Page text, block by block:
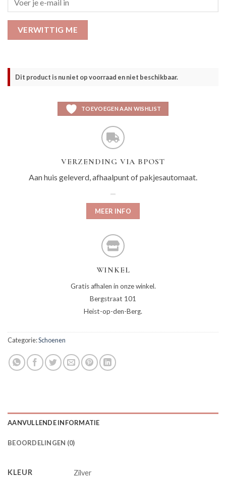
VERWITTIG ME
Dit product is nu niet op voorraad en niet beschikbaar.
TOEVOEGEN AAN WISHLIST
VERZENDING VIA BPOST
Aan huis geleverd, afhaalpunt of pakjesautomaat.
MEER INFO
WINKEL
Gratis afhalen in onze winkel.
Bergstraat 101
Heist-op-den-Berg.
Categorie:Schoenen
AANVULLENDE INFORMATIE
BEOORDELINGEN (0)
KLEUR Zilver